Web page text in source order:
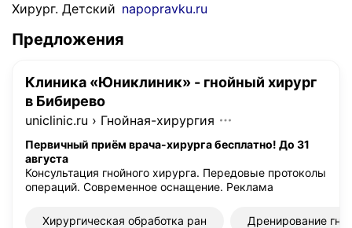
Хирург. Детский napopravku.ru
Предложения
Клиника «Юниклиник» - гнойный хирург
в Бибирево
uniclinic.ru › Гнойная-хирургия
Первичный приём врача-хирурга бесплатно! До 31
августа
Консультация гнойного хирурга. Передовые протоколы
операций. Современное оснащение. Реклама
Хирургическая обработка ран Дренирование